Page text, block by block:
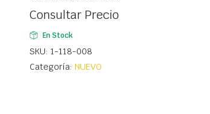
Consultar Precio
En Stock
SKU: 1-118-008
Categoría: NUEVO